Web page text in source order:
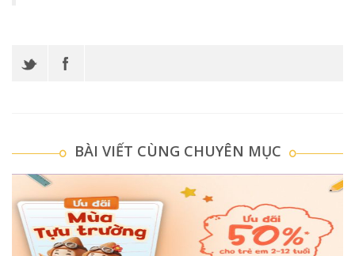
BÀI VIẾT CÙNG CHUYÊN MỤC